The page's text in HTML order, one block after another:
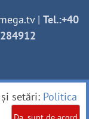
| Tel.:+40
setări: Politica